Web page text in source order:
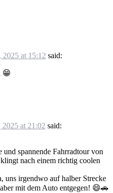
2025 at 15:12 said:
😁
at 21:02 said:
spannende Fahrradtour von
nach einem richtig coolen
uns irgendwo auf halber Strecke
mit dem Auto entgegen! 😄🚗